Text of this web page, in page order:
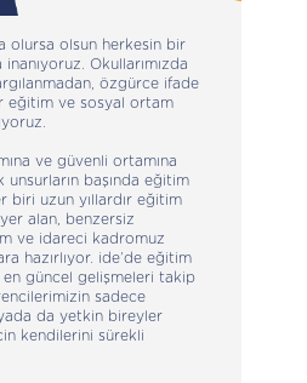
olursa olsun herkesin bir
Okullarımızda
özgürce ifade
eğitim ve sosyal ortam
ve güvenli ortamına
başında eğitim
biri uzun yıllardır eğitim
alan, benzersiz
ve idareci kadromuz
hazırlıyor. ide’de eğitim
güncel gelişmeleri takip
sadece
da yetkin bireyler
kendilerini sürekli